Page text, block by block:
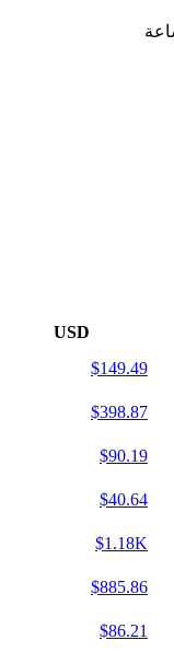
USD
$149.49
$398.87
$90.19
$40.64
$1.18K
$885.86
$86.21